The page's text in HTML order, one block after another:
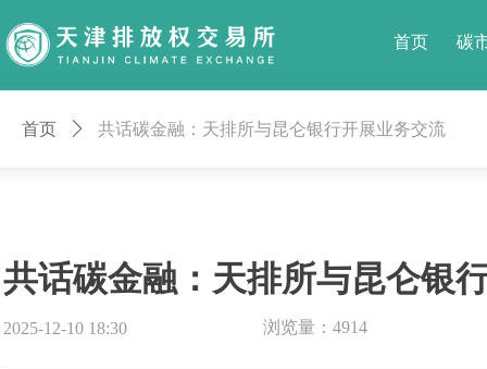
首页 碳
共话碳金融：天排所与昆仑银
2025-12-10 18:30 浏览量： 4914
首页 ꄲ 共话碳金融：天排所与昆仑银行开展业务交流